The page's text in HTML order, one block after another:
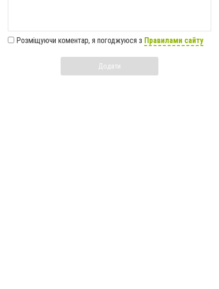
Розміщуючи коментар, я погоджуюся з Правилами сайту
Додати